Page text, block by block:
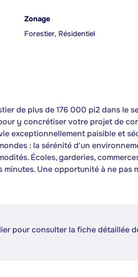
Zonage
Forestier, Résidentiel
de plus de 176 000 pi2 dans le
y concrétiser votre projet de
exceptionnellement paisible et
: la sérénité d'un
Écoles, garderies,
minutes. Une opportunité à ne pas
pour consulter la fiche détaillée